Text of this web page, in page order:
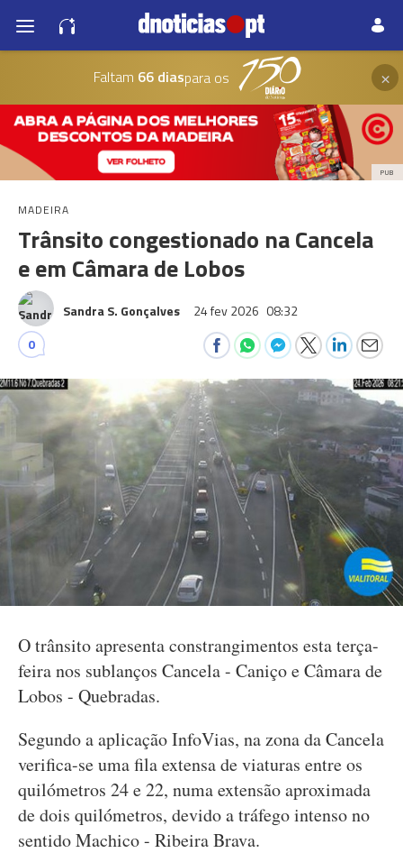
Faltam 66 diaspara os ×
PUB
MADEIRA
Trânsito congestionado na Cancela
e em Câmara de Lobos
Sandra S. Gonçalves 24 fev 2026 08:32
0
O trânsito apresenta constrangimentos esta terça-
feira nos sublanços Cancela - Caniço e Câmara de
Lobos - Quebradas.
Segundo a aplicação InfoVias, na zona da Cancela
verifica-se uma fila extensa de viaturas entre os
quilómetros 24 e 22, numa extensão aproximada
de dois quilómetros, devido a tráfego intenso no
sentido Machico - Ribeira Brava.